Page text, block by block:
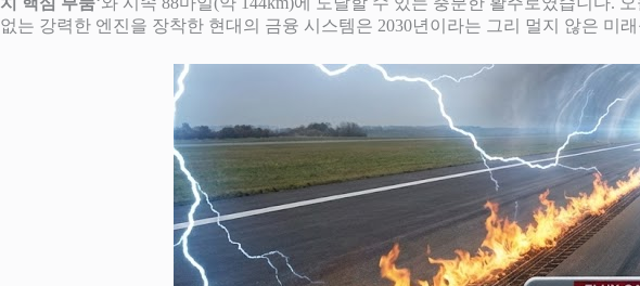
없는 강력한 엔진을 장착한 현대의 금융 시스템은 2030년이라는 그리 멀지 않은 미